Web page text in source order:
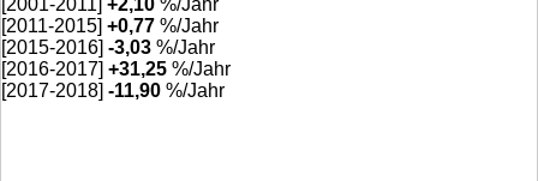
[2011-2015] +0,77 %/Jahr
[2015-2016] -3,03 %/Jahr
[2016-2017] +31,25 %/Jahr
[2017-2018] -11,90 %/Jahr